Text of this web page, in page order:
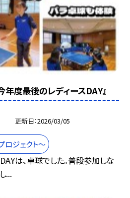
度最後のレディースDAY』
更新日 2026/03/05
ロジェクト～
は、卓球でした。普段参加しな
...